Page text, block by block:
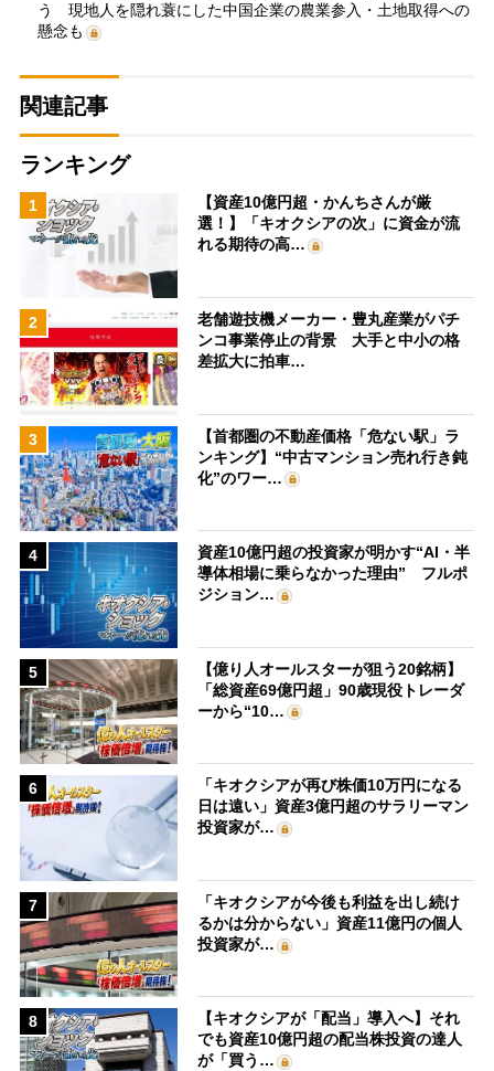
う 現地人を隠れ蓑にした中国企業の農業参入・土地取得への
懸念も
関連記事
ランキング
1
【資産10億円超・かんちさんが厳
選！】「キオクシアの次」に資金が流
れる期待の高…
2
老舗遊技機メーカー・豊丸産業がパチ
ンコ事業停止の背景 大手と中小の格
差拡大に拍車…
3
【首都圏の不動産価格「危ない駅」ラ
ンキング】“中古マンション売れ行き鈍
化”のワー…
4
資産10億円超の投資家が明かす“AI・半
導体相場に乗らなかった理由” フルポ
ジション…
5
【億り人オールスターが狙う20銘柄】
「総資産69億円超」90歳現役トレーダ
ーから“10…
6
「キオクシアが再び株価10万円になる
日は遠い」資産3億円超のサラリーマン
投資家が…
7
「キオクシアが今後も利益を出し続け
るかは分からない」資産11億円の個人
投資家が…
8
【キオクシアが「配当」導入へ】それ
でも資産10億円超の配当株投資の達人
が「買う…